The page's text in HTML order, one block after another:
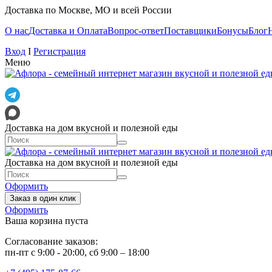
Доставка по Москве, МО и всей России
О насДоставка и ОплатаВопрос-ответПоставщикиБонусыБлог
Вход I Регистрация
Меню
Доставка на дом вкусной и полезной еды
Доставка на дом вкусной и полезной еды
Оформить
Заказ в один клик
Оформить
Ваша корзина пуста
Согласование заказов:
пн-пт с 9:00 - 20:00, сб 9:00 – 18:00